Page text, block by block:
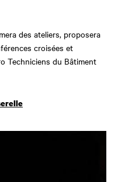
des ateliers, proposera
croisées et
Techniciens du Bâtiment